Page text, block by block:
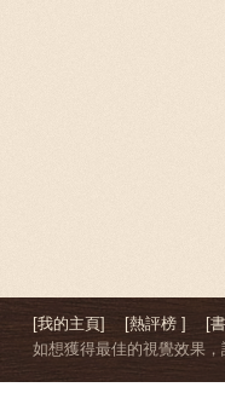
[我的主頁] [熱評榜 ] [
如想獲得最佳的視覺效果